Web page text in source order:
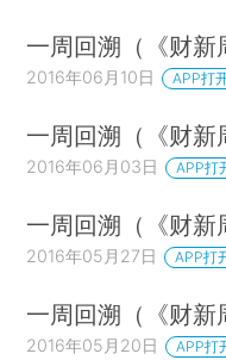
一周回溯（《财新
2016年06月10日 APP打
一周回溯（《财新
2016年06月03日 APP打
一周回溯（《财新
2016年05月27日 APP打
一周回溯（《财新
2016年05月20日 APP打